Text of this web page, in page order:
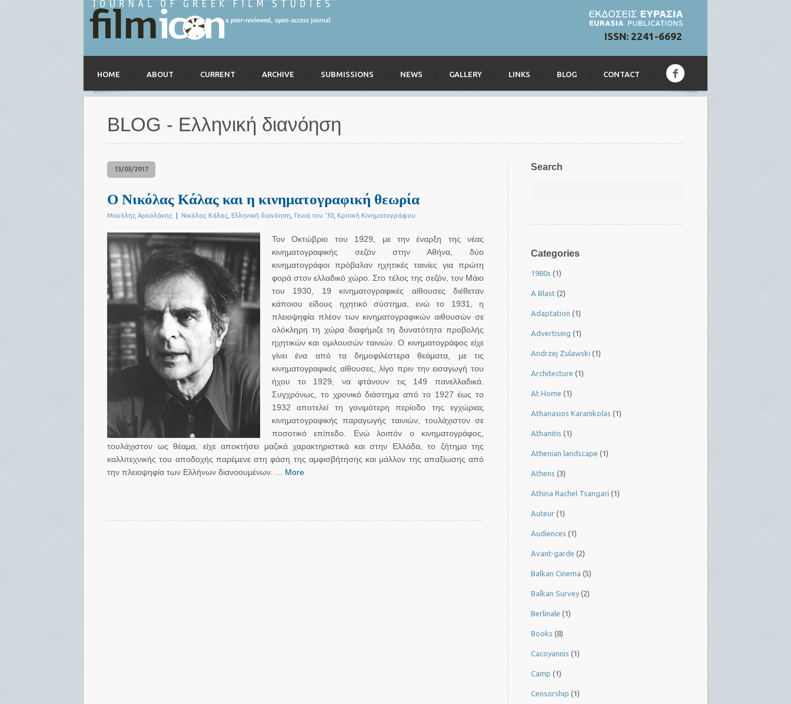
ISSN: 2241-6692
HOME ABOUT CURRENT ARCHIVE SUBMISSIONS NEWS GALLERY LINKS BLOG CONTACT
BLOG - Ελληνική διανόηση
13/03/2017
Ο Νικόλας Κάλας και η κινηματογραφική θεωρία
Μανόλης Αρκολάκης Νικόλας Κάλας Ελληνική διανόηση Γενιά του ‘30 Κριτική Κινηματογράφου
Τον Οκτώβριο του 1929, με την έναρξη της νέας
κινηματογραφικής σεζόν στην Αθήνα, δύο
κινηματογράφοι πρόβαλαν ηχητικές ταινίες για πρώτη
φορά στον ελλαδικό χώρο. Στο τέλος της σεζόν, τον Μάιο
του 1930, 19 κινηματογραφικές αίθουσες διέθεταν
κάποιου είδους ηχητικό σύστημα, ενώ το 1931, η
πλειοψηφία πλέον των κινηματογραφικών αιθουσών σε
ολόκληρη τη χώρα διαφήμιζε τη δυνατότητα προβολής
ηχητικών και ομιλουσών ταινιών. Ο κινηματογράφος είχε
γίνει ένα από τα δημοφιλέστερα θεάματα, με τις
κινηματογραφικές αίθουσες, λίγο πριν την εισαγωγή του
ήχου το 1929, να φτάνουν τις 149 πανελλαδικά.
Συγχρόνως, το χρονικό διάστημα από το 1927 έως το
1932 αποτελεί τη γονιμότερη περίοδο της εγχώριας
κινηματογραφικής παραγωγής ταινιών, τουλάχιστον σε
ποσοτικό επίπεδο. Ενώ λοιπόν ο κινηματογράφος,
τουλάχιστον ως θέαμα, είχε αποκτήσει μαζικά χαρακτηριστικά και στην Ελλάδα, το ζήτημα της
καλλιτεχνικής του αποδοχής παρέμενε στη φάση της αμφισβήτησης και μάλλον της απαξίωσης από
την πλειοψηφία των Ελλήνων διανοουμένων. ... More
Search
Categories
1980s (1)
A Blast (2)
Adaptation (1)
Advertising (1)
Andrzej Zulawski (1)
Architecture (1)
At Home (1)
Athanasios Karanikolas (1)
Athanitis (1)
Athenian landscape (1)
Athens (3)
Athina Rachel Tsangari (1)
Auteur (1)
Audiences (1)
Avant-garde (2)
Balkan Cinema (5)
Balkan Survey (2)
Berlinale (1)
Books (8)
Cacoyannis (1)
Camp (1)
Censorship (1)